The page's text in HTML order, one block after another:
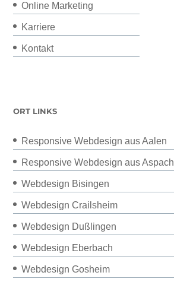
Online Marketing
Karriere
Kontakt
ORT LINKS
Responsive Webdesign aus Aalen
Responsive Webdesign aus Aspach
Webdesign Bisingen
Webdesign Crailsheim
Webdesign Dußlingen
Webdesign Eberbach
Webdesign Gosheim